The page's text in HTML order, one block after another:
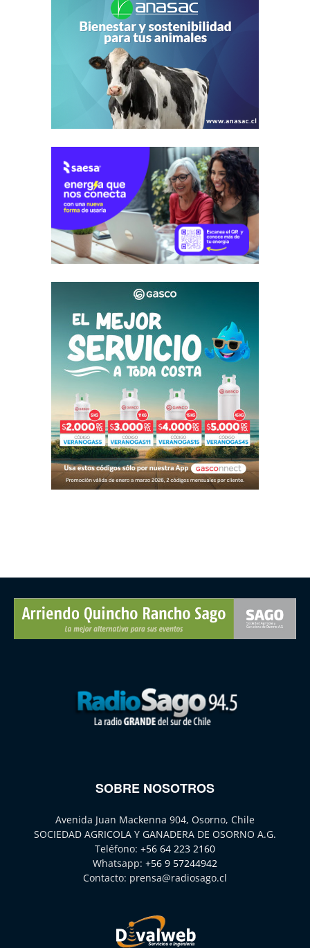
SOBRE NOSOTROS
Avenida Juan Mackenna 904, Osorno, Chile
SOCIEDAD AGRICOLA Y GANADERA DE OSORNO A.G.
Teléfono: +56 64 223 2160
Whatsapp: +56 9 57244942
Contacto: prensa@radiosago.cl